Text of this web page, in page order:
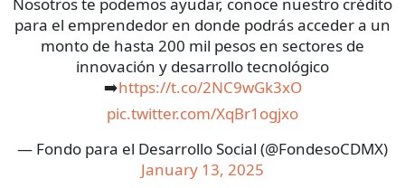
para el emprendedor en donde podrás acceder a un
monto de hasta 200 mil pesos en sectores de
innovación y desarrollo tecnológico
➡️https://t.co/2NC9wGk3xO
pic.twitter.com/XqBr1ogjxo
— Fondo para el Desarrollo Social (@FondesoCDMX)
January 13, 2025